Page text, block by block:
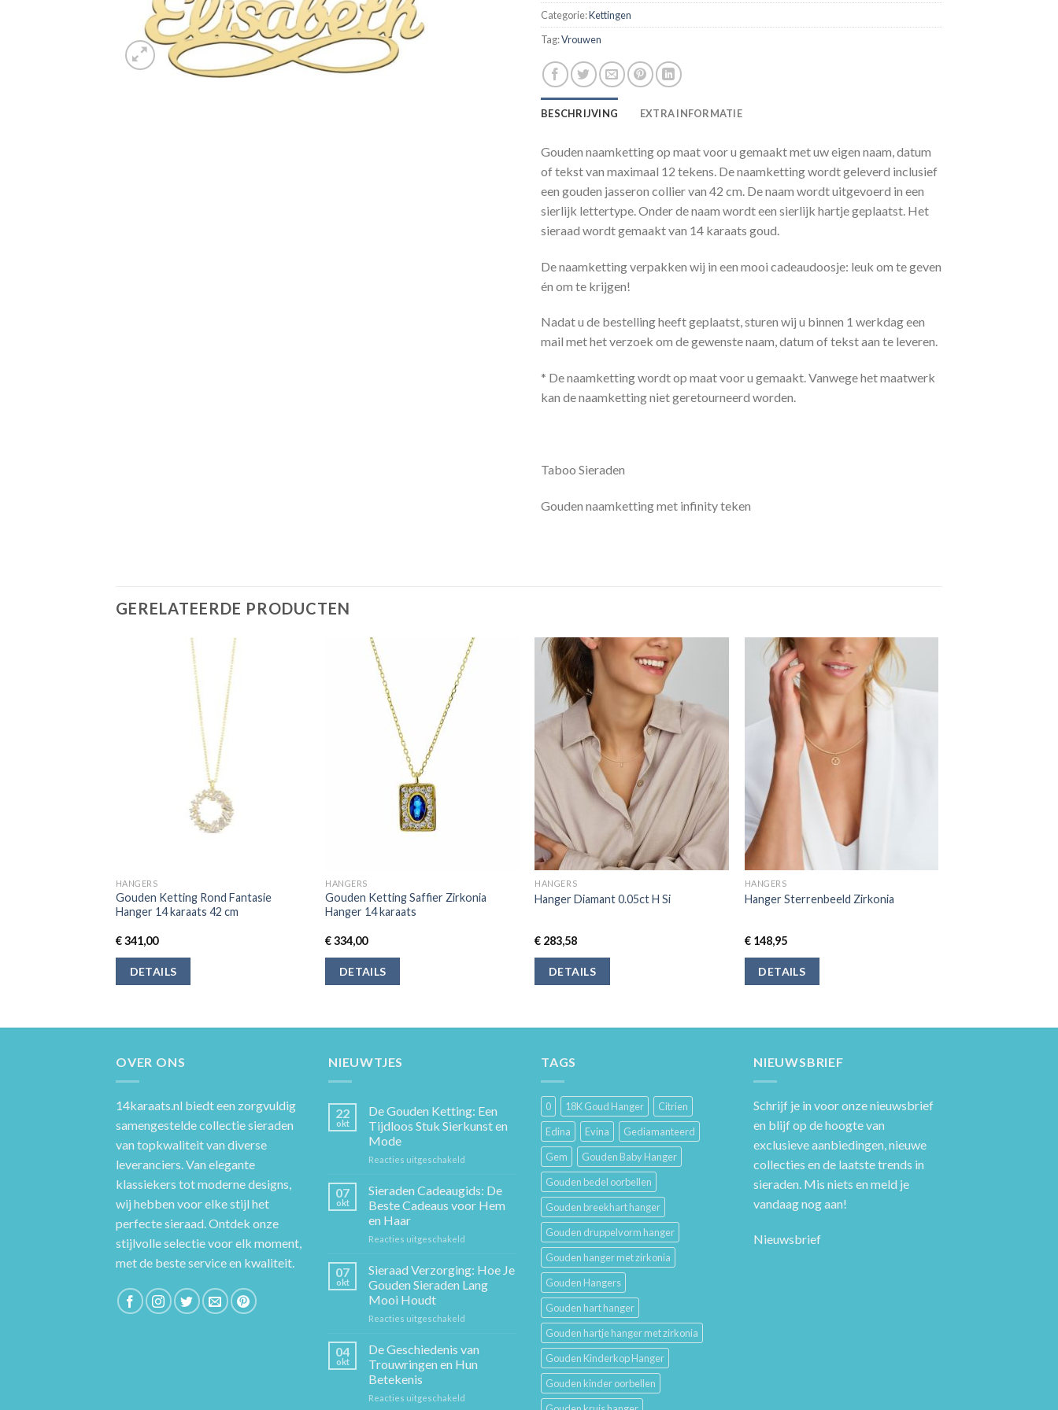
Categorie:Kettingen
Tag:Vrouwen
BESCHRIJVING EXTRA INFORMATIE
Gouden naamketting op maat voor u gemaakt met uw eigen naam, datum
of tekst van maximaal 12 tekens. De naamketting wordt geleverd inclusief
een gouden jasseron collier van 42 cm. De naam wordt uitgevoerd in een
sierlijk lettertype. Onder de naam wordt een sierlijk hartje geplaatst. Het
sieraad wordt gemaakt van 14 karaats goud.
De naamketting verpakken wij in een mooi cadeaudoosje: leuk om te geven
én om te krijgen!
Nadat u de bestelling heeft geplaatst, sturen wij u binnen 1 werkdag een
mail met het verzoek om de gewenste naam, datum of tekst aan te leveren.
* De naamketting wordt op maat voor u gemaakt. Vanwege het maatwerk
kan de naamketting niet geretourneerd worden.
Taboo Sieraden
Gouden naamketting met infinity teken
GERELATEERDE PRODUCTEN
HANGERS
Gouden Ketting Rond Fantasie
Hanger 14 karaats 42 cm
€341,00
DETAILS
HANGERS
Gouden Ketting Saffier Zirkonia
Hanger 14 karaats
€334,00
DETAILS
HANGERS
Hanger Diamant 0.05ct H Si
€ 283,58
DETAILS
HANGERS
Hanger Sterrenbeeld Zirkonia
€148,95
DETAILS
OVER ONS
14karaats.nl biedt een zorgvuldig
samengestelde collectie sieraden
van topkwaliteit van diverse
leveranciers. Van elegante
klassiekers tot moderne designs,
wij hebben voor elke stijl het
perfecte sieraad. Ontdek onze
stijlvolle selectie voor elk moment,
met de beste service en kwaliteit.
NIEUWTJES
22
okt
De Gouden Ketting: Een
Tijdloos Stuk Sierkunst en
Mode
Reacties uitgeschakeld
Gouden
Ketting:
Een
Mode
07
okt
Sieraden Cadeaugids: De
Beste Cadeaus voor Hem
en Haar
Reacties uitgeschakeld
Cadeaugids:
De
Beste
07
okt
Sieraad Verzorging: Hoe Je
Gouden Sieraden Lang
Mooi Houdt
Reacties uitgeschakeld
Hoe
Je
04
okt
De Geschiedenis van
Trouwringen en Hun
Betekenis
Reacties uitgeschakeld
TAGS
0 18K Goud Hanger
Citrien
Edina
Evina
Gediamanteerd
Gem
Gouden Baby Hanger
Gouden bedel oorbellen
Gouden breekhart hanger
Gouden druppelvorm hanger
Gouden hanger met zirkonia
Gouden Hangers
Gouden hart hanger
Gouden hartje hanger met zirkonia
Gouden Kinderkop Hanger
Gouden kinder oorbellen
NIEUWSBRIEF
Schrijf je in voor onze nieuwsbrief
en blijf op de hoogte van
exclusieve aanbiedingen, nieuwe
collecties en de laatste trends in
sieraden. Mis niets en meld je
vandaag nog aan!
Nieuwsbrief